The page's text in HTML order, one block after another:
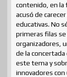
contenido, en la
acusó de
educativas. No
primeras filas
organizadores,
de la
este tema y
innovadores